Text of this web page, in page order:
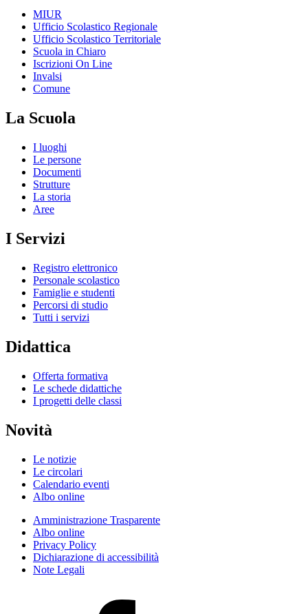
MIUR
Ufficio Scolastico Regionale
Ufficio Scolastico Territoriale
Scuola in Chiaro
Iscrizioni On Line
Invalsi
Comune
La Scuola
I luoghi
Le persone
Documenti
Strutture
La storia
Aree
I Servizi
Registro elettronico
Personale scolastico
Famiglie e studenti
Percorsi di studio
Tutti i servizi
Didattica
Offerta formativa
Le schede didattiche
I progetti delle classi
Novità
Le notizie
Le circolari
Calendario eventi
Albo online
Amministrazione Trasparente
Albo online
Privacy Policy
Dichiarazione di accessibilità
Note Legali